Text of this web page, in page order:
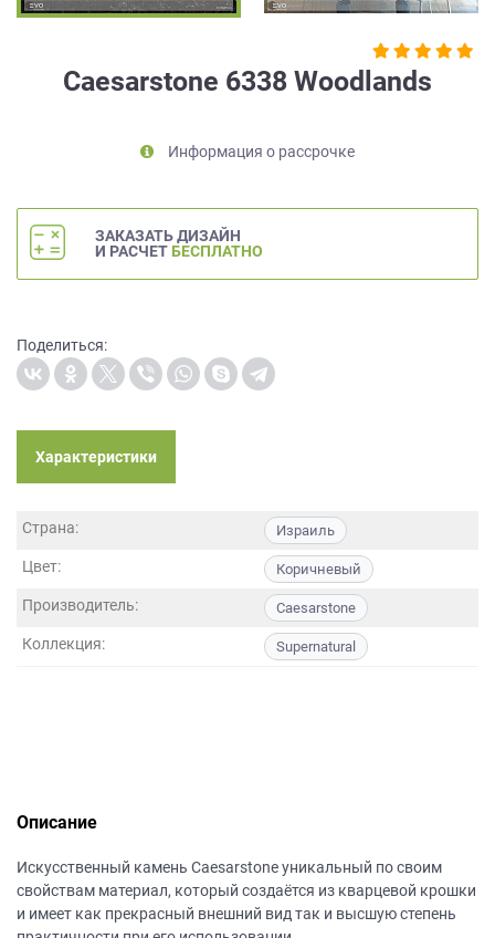
Caesarstone 6338 Woodlands
Информация о рассрочке
ЗАКАЗАТЬ ДИЗАЙН
И РАСЧЕТ БЕСПЛАТНО
Поделиться:
Характеристики
Страна: Израиль
Цвет: Коричневый
Производитель: Caesarstone
Коллекция: Supernatural
Описание
Искусственный камень Caesarstone уникальный по своим
свойствам материал, который создаётся из кварцевой крошки
и имеет как прекрасный внешний вид так и высшую степень
на
персональных
данных
порядке
Политики
обработки
персональных